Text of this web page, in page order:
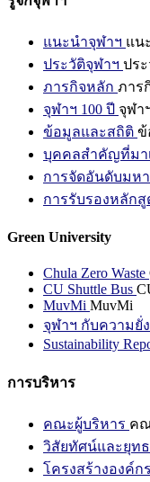
แนะนำจุฬาฯ แน
ประวัติจุฬาฯ ปร
ภารกิจหลัก ภาร
จุฬาฯ 100 ปี จุฬา
ข้อมูลและสถิติ ข้
บุคคลสำคัญที่มา
การจัดอันดับมห
การรับรองหลักสู
Green University
Chula Zero Waste
CU Shuttle Bus
MuvMi MuvMi
จุฬาฯ กับความยั่
Sustainability
การบริหาร
คณะผู้บริหาร ค
วิสัยทัศน์และยุท
โครงสร้างองค์กร